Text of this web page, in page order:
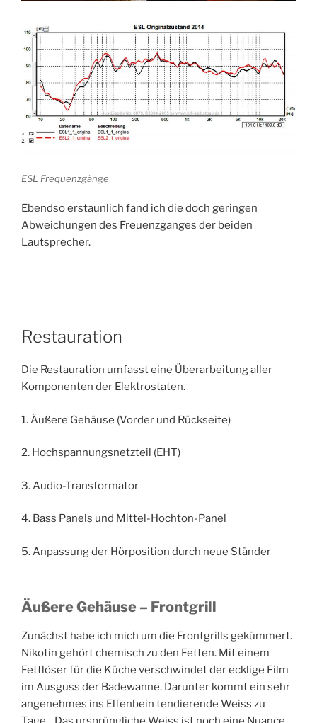
ESL Frequenzgänge
Ebendso erstaunlich fand ich die doch geringen
Abweichungen des Freuenzganges der beiden
Lautsprecher.
Restauration
Die Restauration umfasst eine Überarbeitung aller
Komponenten der Elektrostaten.
1. Äußere Gehäuse (Vorder und Rückseite)
2. Hochspannungsnetzteil (EHT)
3. Audio-Transformator
4. Bass Panels und Mittel-Hochton-Panel
5. Anpassung der Hörposition durch neue Ständer
Äußere Gehäuse – Frontgrill
Zunächst habe ich mich um die Frontgrills gekümmert.
Nikotin gehört chemisch zu den Fetten. Mit einem
Fettlöser für die Küche verschwindet der ecklige Film
im Ausguss der Badewanne. Darunter kommt ein sehr
angenehmes ins Elfenbein tendierende Weiss zu